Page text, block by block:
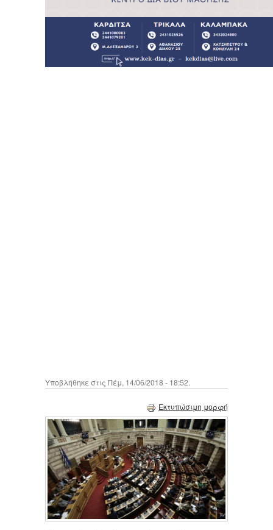
Υποβλήθηκε στις Πέμ, 14/06/2018 - 18:52.
Εκτυπώσιμη μορφή